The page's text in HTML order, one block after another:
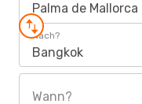
Palma de Mallorca
Nach?
Bangkok
Wann?